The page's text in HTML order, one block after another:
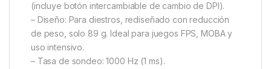
(incluye botón intercambiable de cambio de DPI).
– Diseño: Para diestros, rediseñado con reducción
de peso, solo 89 g. Ideal para juegos FPS, MOBA y
uso intensivo.
– Tasa de sondeo: 1000 Hz (1 ms).